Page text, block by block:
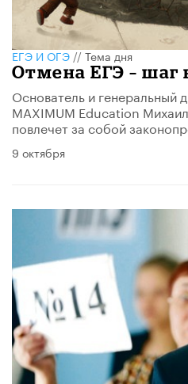
ЕГЭ И ОГЭ//Тема дня
Отмена ЕГЭ – шаг
Основатель и генеральный
MAXIMUM Education
повлечет за собой
9 октября